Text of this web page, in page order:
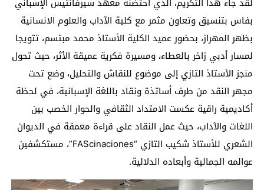
بفاس بتنسيق وتعاون مثمر مع كلية الآداب والعلوم الانسانية
بظهر المهراز، بحضور عميد الكلية الأستاذ محمد مبتسم، تتويجا
لمسار أدبي زاخر بالعطاء، ومسيرة فكرية عميقة الأثر، حيث تحول
منجز الأستاذ التازي إلى موضوع للنقاش والتحليل، وضع تحت
مجهر النقد من طرف أساتذة ونقاد باللغة الإسبانية، في لحظة
أكاديمية راقية عكست الامتداد الثقافي والحوار الخصب بين
اللغات والآداب، حيث عمل النقاد على قراءة معمقة في الديوان
الشعري للأستاذ شكيب التازي “FAScinaciones”، مستكشفين
عوالمه الجمالية وأبعاده الدلالية.